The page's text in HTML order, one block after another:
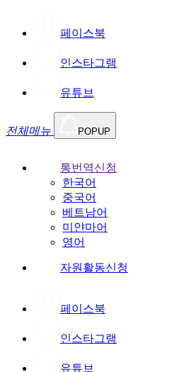
페이스북
인스타그램
유튜브
전체메뉴 POPUP
통번역신청
한국어
중국어
베트남어
미얀마어
영어
자원활동신청
페이스북
인스타그램
유튜브